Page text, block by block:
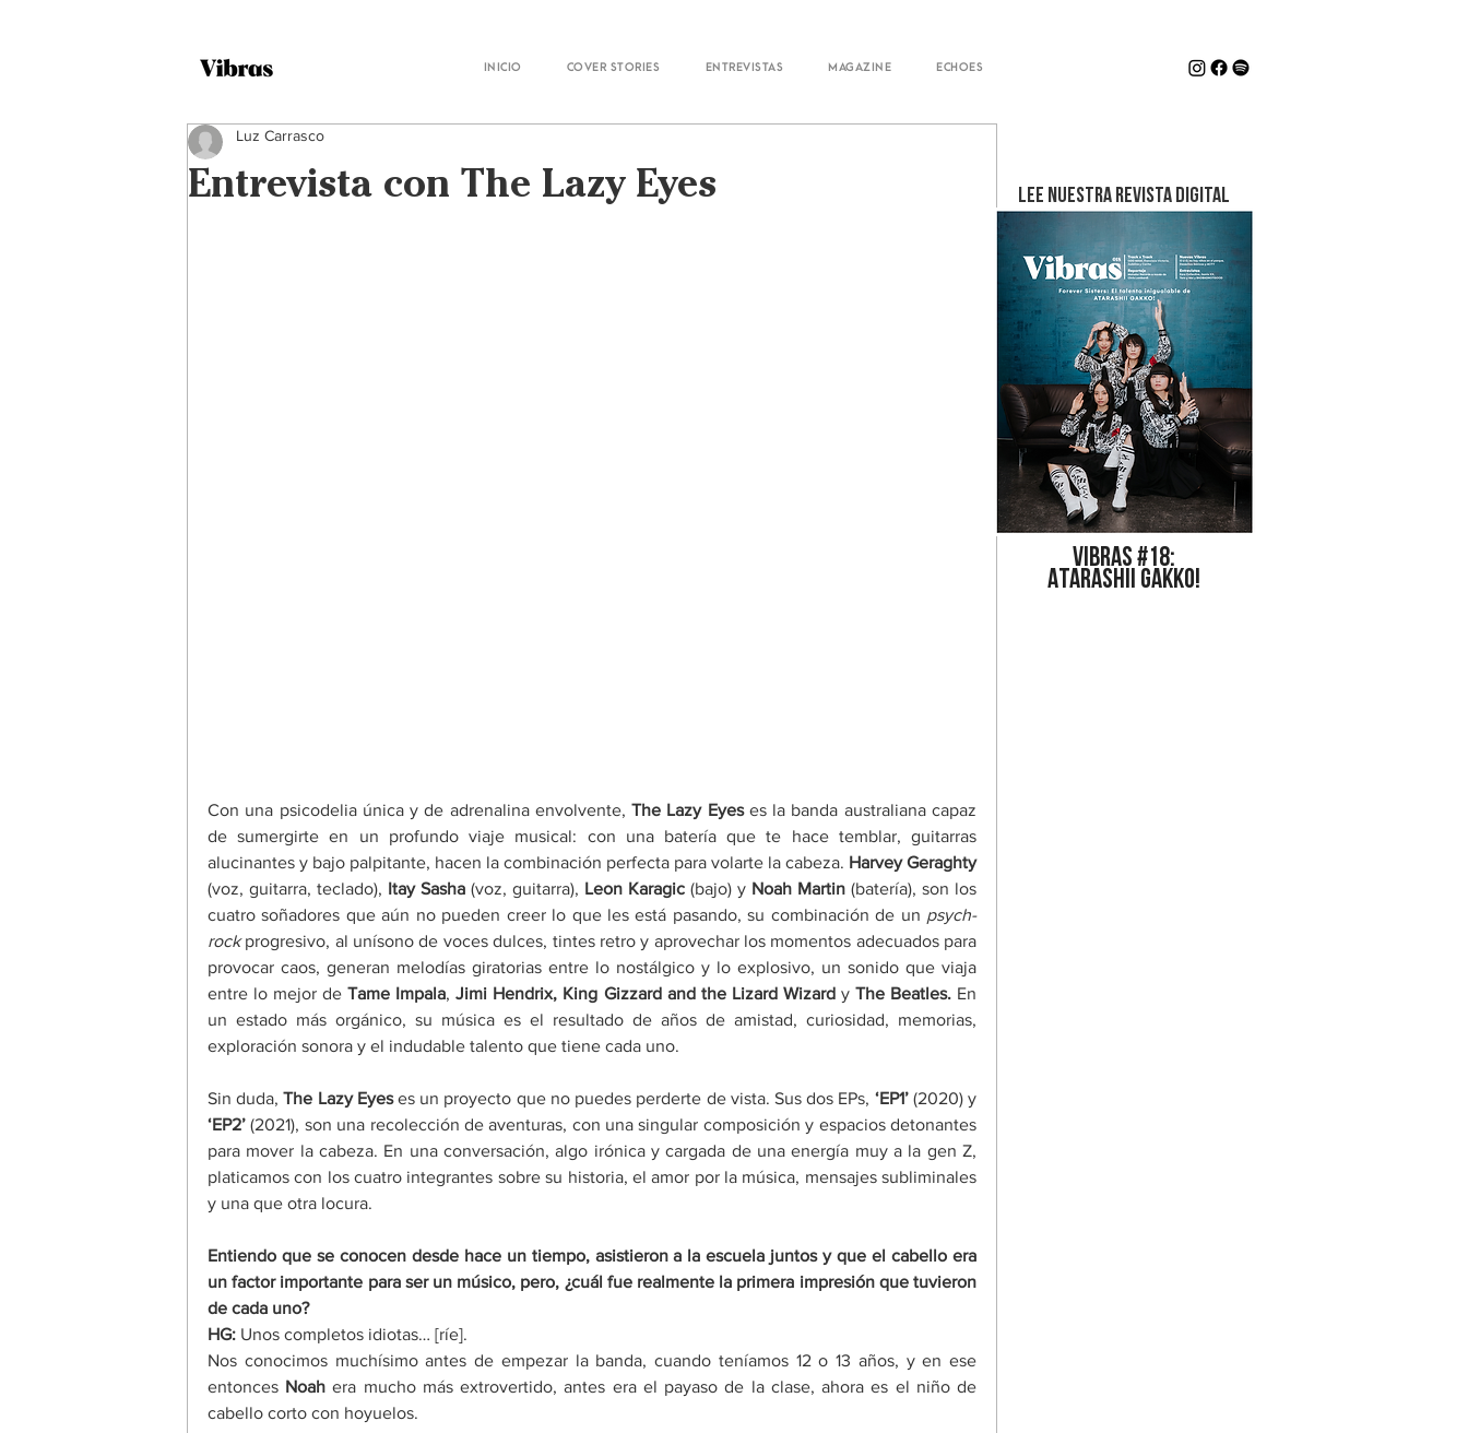
Inicio Cover Stories Entrevistas Magazine Echoes
Entrevista con The Lazy Eyes
Luz Carrasco
Con una psicodelia única y de adrenalina envolvente, The Lazy Eyes es la banda australiana capaz
de sumergirte en un profundo viaje musical: con una batería que te hace temblar, guitarras
alucinantes y bajo palpitante, hacen la combinación perfecta para volarte la cabeza.
Harvey Geraghty
(voz, guitarra, teclado), Itay Sasha (voz, guitarra), Leon Karagic (bajo) y Noah Martin (batería), son los
cuatro soñadores que aún no pueden creer lo que les está pasando, su combinación de un psych-
rock progresivo, al unísono de voces dulces, tintes retro y aprovechar los momentos adecuados para
provocar caos, generan melodías giratorias entre lo nostálgico y lo explosivo, un sonido que viaja
entre lo mejor de Tame Impala, Jimi Hendrix, King Gizzard and the Lizard Wizard y The Beatles. En
un estado más orgánico, su música es el resultado de años de amistad, curiosidad, memorias,
exploración sonora y el indudable talento que tiene cada uno.
Sin duda, The Lazy Eyes es un proyecto que no puedes perderte de vista. Sus dos EPs, ‘EP1’
‘EP2’ (2021), son una recolección de aventuras, con una singular composición y espacios detonantes
para mover la cabeza. En una conversación, algo irónica y cargada de una energía muy a la gen Z,
platicamos con los cuatro integrantes sobre su historia, el amor por la música, mensajes subliminales
y una que otra locura.
Entiendo que se conocen desde hace un tiempo, asistieron a la escuela juntos y que el cabello era
un factor importante para ser un músico, pero, ¿cuál fue realmente la primera impresión que tuvieron
de cada uno?
HG: Unos completos idiotas… [ríe].
Nos conocimos muchísimo antes de empezar la banda, cuando teníamos 12 o 13 años, y en ese
entonces Noah era mucho más extrovertido, antes era el payaso de la clase, ahora es el niño de
cabello corto con hoyuelos.
LEE NUESTRA REVISTA DIGITAL
Vibras #18:
ATARASHII GAKKO!